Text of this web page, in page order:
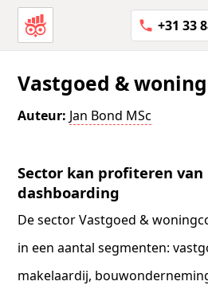
+31 33
Vastgoed &
Auteur: Jan Bond MSc
Sector kan profiteren van
dashboarding
De sector Vastgoed &
in een aantal segmenten:
makelaardij,